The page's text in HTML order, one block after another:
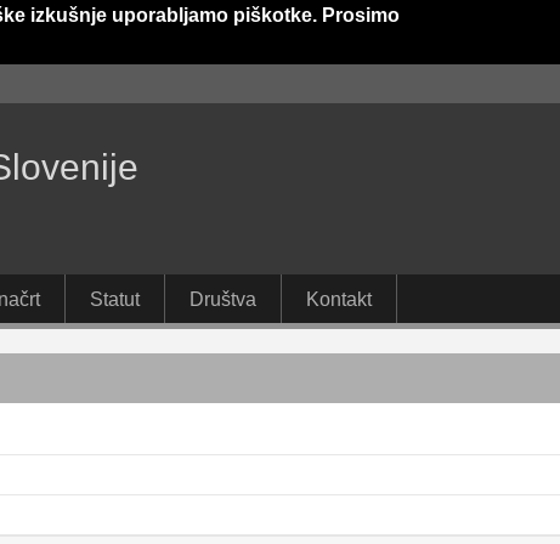
izkušnje uporabljamo piškotke. Prosimo
Statut Društva Kontakt